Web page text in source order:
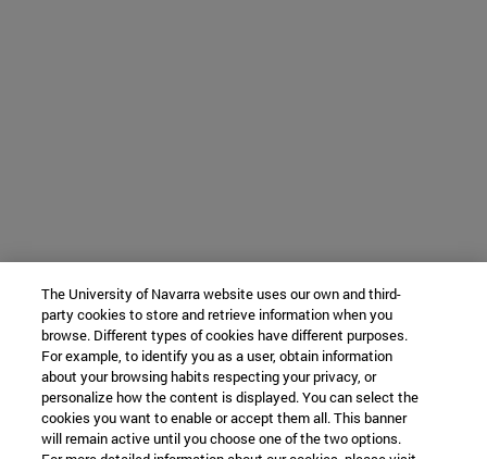
The University of Navarra website uses our own and third-
party cookies to store and retrieve information when you
browse. Different types of cookies have different purposes.
For example, to identify you as a user, obtain information
about your browsing habits respecting your privacy, or
personalize how the content is displayed. You can select the
cookies you want to enable or accept them all. This banner
will remain active until you choose one of the two options.